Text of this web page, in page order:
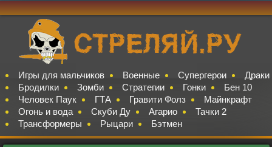
Игры для мальчиков Военные Супергерои
Драки
Бродилки
Зомби Стратегии Гонки
Бен 10
Человек Паук
ГТА Гравити Фолз
Майнкрафт
Огонь и вода
Скуби Ду Агарио
Тачки 2
Трансформеры
Рыцари Бэтмен